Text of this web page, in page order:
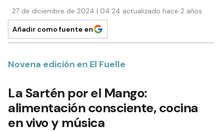
27 de diciembre de 2024 | 04:24 actualizado hace 2 años
Añadir como fuente en
Novena edición en El Fuelle
La Sartén por el Mango:
alimentación consciente, cocina
en vivo y música